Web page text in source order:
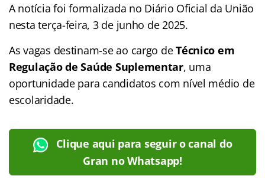
A notícia foi formalizada no Diário Oficial da União
nesta terça-feira, 3 de junho de 2025.
As vagas destinam-se ao cargo deTécnico em
Regulação de Saúde Suplementar, uma
oportunidade para candidatos com nível médio de
escolaridade.
Clique aqui para seguir o canal do
Gran no Whatsapp!